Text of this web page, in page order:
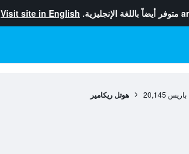
متوفر أيضاً باللغة الإنجليزية. Visit site in English
باريس 20,145 هوتل ريكامير